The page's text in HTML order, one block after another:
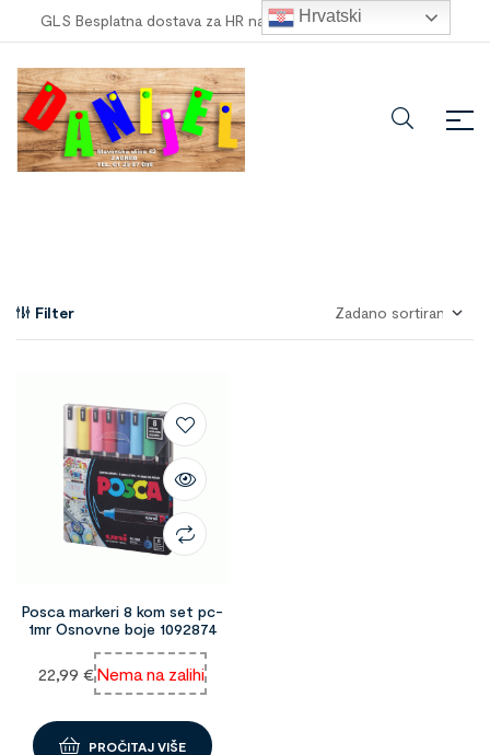
GLS Besplatna dostava za HR narudžbe veće od 100,00 €
Filter
Posca markeri 8 kom set pc-
1mr Osnovne boje 1092874
22,99 €Nema na zalihi
PROČITAJ VIŠE
Hrvatski